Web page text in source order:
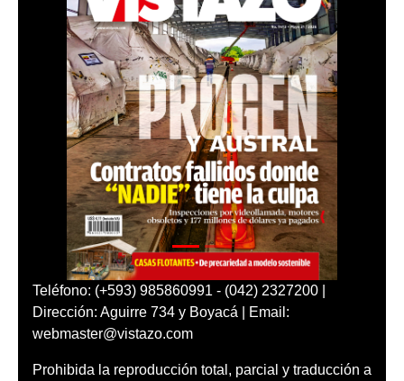
Teléfono: (+593) 985860991 - (042) 2327200 |
Dirección: Aguirre 734 y Boyacá | Email:
webmaster@vistazo.com
Prohibida la reproducción total, parcial y traducción a